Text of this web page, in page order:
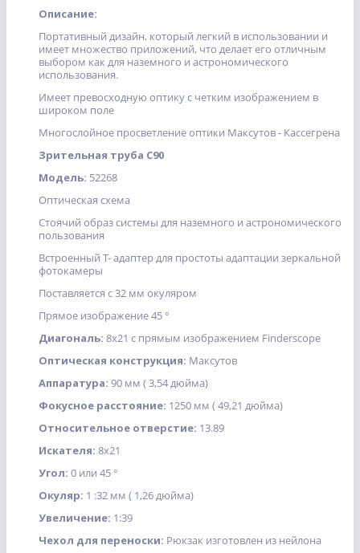
Описание:
Портативный дизайн, который легкий в использовании и
имеет множество приложений, что делает его отличным
выбором как для наземного и астрономического
использования.
Имеет превосходную оптику с четким изображением в
широком поле
Многослойное просветление оптики Максутов - Кассегрена
Зрительная труба C90
Модель: 52268
Оптическая схема
Стоячий образ системы для наземного и астрономического
пользования
Встроенный Т- адаптер для простоты адаптации зеркальной
фотокамеры
Поставляется с 32 мм окуляром
Прямое изображение 45 °
Диагональ: 8x21 с прямым изображением Finderscope
Оптическая конструкция: Максутов
Аппаратура: 90 мм ( 3,54 дюйма)
Фокусное расстояние: 1250 мм ( 49,21 дюйма)
Относительное отверстие: 13.89
Искателя: 8x21
Угол: 0 или 45 °
Окуляр: 1 :32 мм ( 1,26 дюйма)
Увеличение: 1:39
Чехол для переноски: Рюкзак изготовлен из нейлона